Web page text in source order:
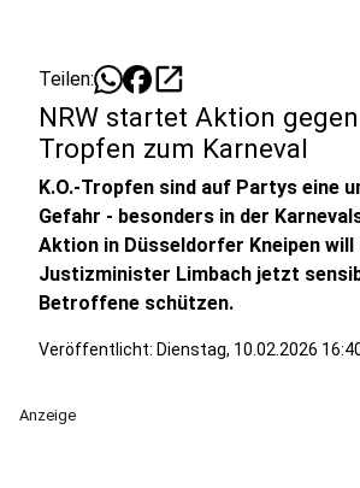
Teilen: open_in_new
NRW startet Aktion gegen
Tropfen zum Karneval
K.O.-Tropfen sind auf Partys eine
Gefahr - besonders in der
Aktion in Düsseldorfer Kneipen will
Justizminister Limbach jetzt
Betroffene schützen.
Veröffentlicht: Dienstag, 10.02.2026
Anzeige